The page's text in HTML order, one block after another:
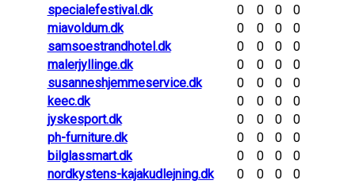
specialefestival.dk
0 0 0
0
miavoldum.dk
0 0 0
0
samsoestrandhotel.dk
0 0 0
0
malerjyllinge.dk
0 0 0
0
susanneshjemmeservice.dk
0 0 0
0
keec.dk
0 0 0
0
jyskesport.dk
0 0 0
0
ph-furniture.dk
0 0 0
0
bilglassmart.dk
0 0 0
0
nordkystens-kajakudlejning.dk
0 0 0
0